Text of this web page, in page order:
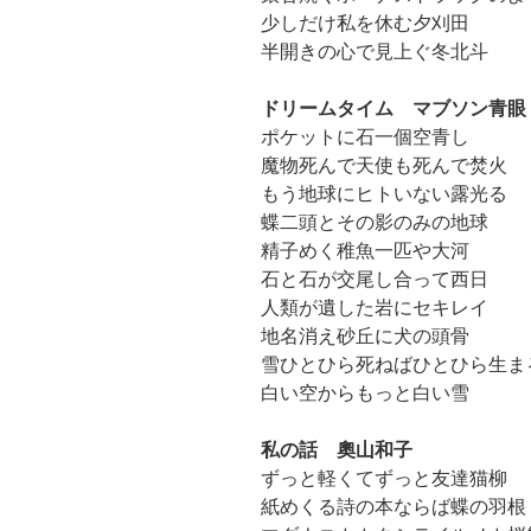
少しだけ私を休む夕刈田
半開きの心で見上ぐ冬北斗
ドリームタイム マブソン青眼
ポケットに石一個空青し
魔物死んで天使も死んで焚火
もう地球にヒトいない露光る
蝶二頭とその影のみの地球
精子めく稚魚一匹や大河
石と石が交尾し合って西日
人類が遺した岩にセキレイ
地名消え砂丘に犬の頭骨
雪ひとひら死ねばひとひら生ま
白い空からもっと白い雪
私の話 奧山和子
ずっと軽くてずっと友達猫柳
紙めくる詩の本ならば蝶の羽根